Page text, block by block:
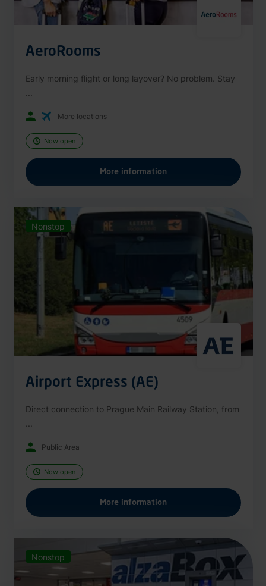
AeroRooms
Early morning flight or long layover? No problem. Stay
More locations
Now open
More information
Nonstop
Airport Express (AE)
Direct connection to Prague Main Railway Station, from
Public Area
Now open
More information
Nonstop